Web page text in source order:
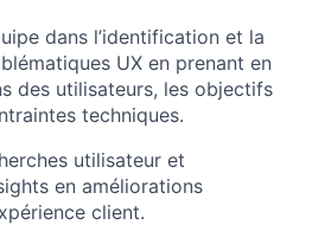
dans l’identification et la
UX en prenant en
des utilisateurs, les objectifs
techniques.
utilisateur et
en améliorations
client.